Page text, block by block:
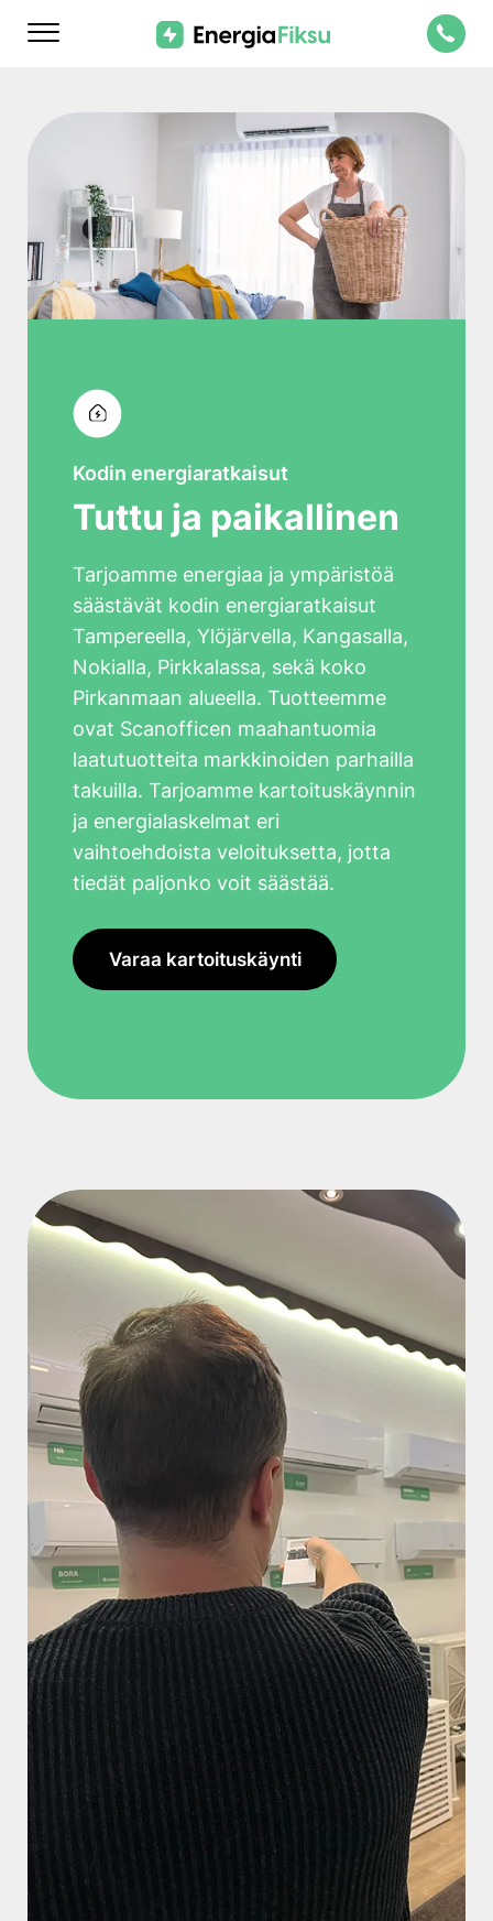
content
Kodin energiaratkaisut
Tuttu ja paikallinen
Tarjoamme energiaa ja ympäristöä
säästävät kodin energiaratkaisut
Tampereella, Ylöjärvella, Kangasalla,
Nokialla, Pirkkalassa, sekä koko
Pirkanmaan alueella. Tuotteemme
ovat Scanofficen maahantuomia
laatutuotteita markkinoiden parhailla
takuilla. Tarjoamme kartoituskäynnin
ja energialaskelmat eri
vaihtoehdoista veloituksetta, jotta
tiedät paljonko voit säästää.
Varaa kartoituskäynti